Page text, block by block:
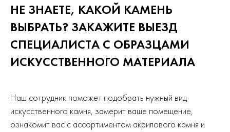
НЕ ЗНАЕТЕ, КАКОЙ КАМЕНЬ
ВЫБРАТЬ? ЗАКАЖИТЕ ВЫЕЗД
СПЕЦИАЛИСТА С ОБРАЗЦАМИ
ИСКУССТВЕННОГО МАТЕРИАЛА
Наш сотрудник поможет подобрать нужный вид
искусственного камня, замерит ваше помещение,
ознакомит вас с ассортиментом акрилового камня и